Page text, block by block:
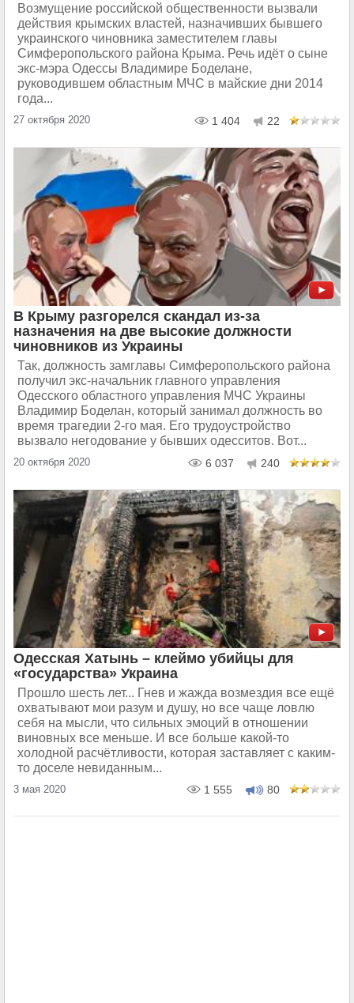
Возмущение российской общественности вызвали
действия крымских властей, назначивших бывшего
украинского чиновника заместителем главы
Симферопольского района Крыма. Речь идёт о сыне
экс-мэра Одессы Владимире Боделане,
руководившем областным МЧС в майские дни 2014
года...
27 октября 2020 1 404 22
В Крыму разгорелся скандал из-за
назначения на две высокие должности
чиновников из Украины
Так, должность замглавы Симферопольского района
получил экс-начальник главного управления
Одесского областного управления МЧС Украины
Владимир Боделан, который занимал должность во
время трагедии 2-го мая. Его трудоустройство
вызвало негодование у бывших одесситов. Вот...
20 октября 2020 6 037 240
Одесская Хатынь – клеймо убийцы для
«государства» Украина
Прошло шесть лет... Гнев и жажда возмездия все ещё
охватывают мои разум и душу, но все чаще ловлю
себя на мысли, что сильных эмоций в отношении
виновных все меньше. И все больше какой-то
холодной расчётливости, которая заставляет с каким-
то доселе невиданным...
3 мая 2020 1 555 80